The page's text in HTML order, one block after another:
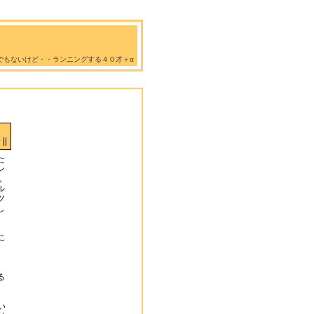
ないけど・・ランニングする４０才＋α